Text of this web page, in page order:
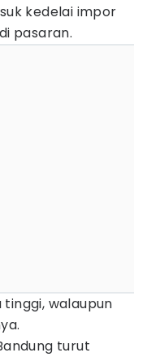
kedelai impor
pasaran.
walaupun
turut